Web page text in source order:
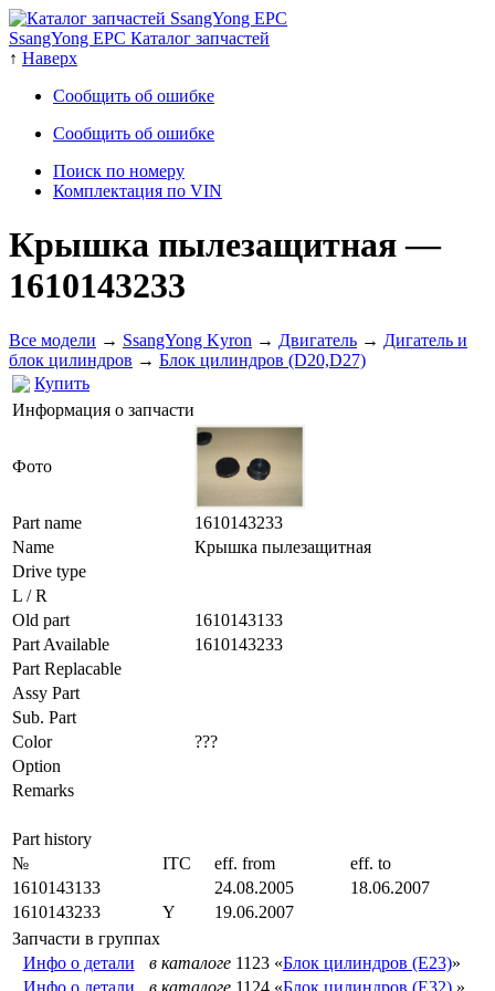
SsangYong EPC Каталог запчастей
↑ Наверх
Сообщить об ошибке
Сообщить об ошибке
Поиск по номеру
Комплектация по VIN
Крышка пылезащитная—
1610143233
Все модели → SsangYong Kyron → Двигатель → Дигатель и
блок цилиндров → Блок цилиндров (D20,D27)
Купить
Информация о запчасти
Фото
Part name
1610143233
Name
Крышка пылезащитная
Drive type
L / R
Old part
1610143133
Part Available
1610143233
Part Replacable
Assy Part
Sub. Part
Color
???
Option
Remarks
Part history
№
ITC eff. from
eff. to
1610143133
24.08.2005
18.06.2007
1610143233
Y
19.06.2007
Запчасти в группах
Инфо о детали
в каталоге 1123 «Блок цилиндров (E23)»
Инфо о детали
в каталоге 1124 «Блок цилиндров (E32) »